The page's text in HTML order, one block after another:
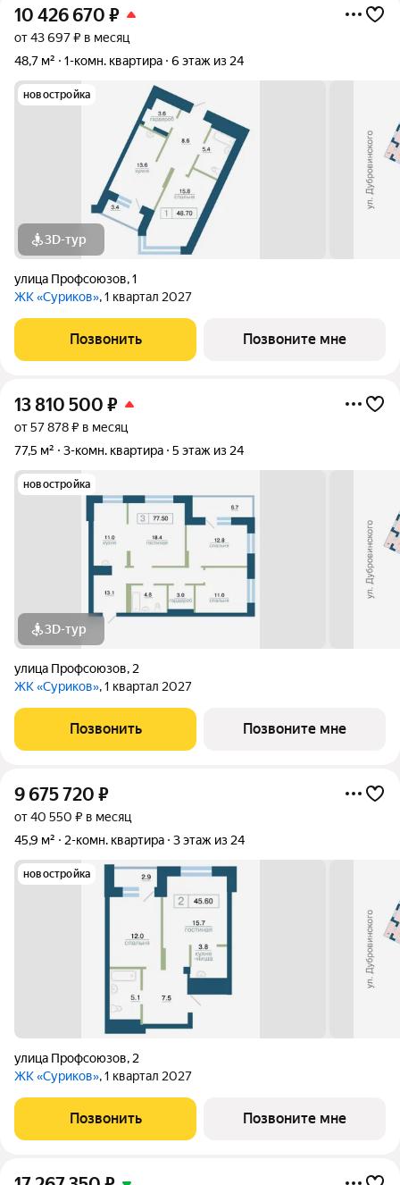
10 426 670 ₽
от 43 697 ₽ в месяц
48,7 м²
1-комн. квартира 6 этаж из 24
новостройка
3D-тур
улица Профсоюзов,1
ЖК «Суриков», 1 квартал 2027
Позвонить Позвоните мне
13 810 500 ₽
от 57 878 ₽ в месяц
77,5 м²
3-комн. квартира 5 этаж из 24
новостройка
3D-тур
улица Профсоюзов, 2
ЖК «Суриков», 1 квартал 2027
Позвонить Позвоните мне
9 675 720 ₽
от 40 550 ₽ в месяц
45,9 м²
2-комн. квартира 3 этаж из 24
новостройка
улица Профсоюзов, 2
ЖК «Суриков», 1 квартал 2027
Позвонить Позвоните мне